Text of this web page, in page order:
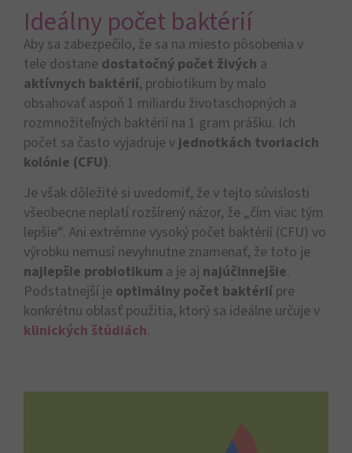
Ideálny počet baktérií
Aby sa zabezpečilo, že sa na miesto pôsobenia v
tele dostane dostatočný počet živých a
aktívnych baktérií, probiotikum by malo
obsahovať aspoň 1 miliardu životaschopných a
rozmnožiteľných baktérií na 1 gram prášku. Ich
počet sa často vyjadruje v jednotkách tvoriacich
kolónie (CFU).
Je však dôležité si uvedomiť, že v tejto súvislosti
všeobecne neplatí rozšírený názor, že „čím viac tým
lepšie“. Ani extrémne vysoký počet baktérií (CFU) vo
výrobku nemusí nevyhnutne znamenať, že toto je
najlepšie probiotikum a je aj najúčinnejšie.
Podstatnejší je optimálny počet baktérií pre
konkrétnu oblasť použitia, ktorý sa ideálne určuje v
klinických štúdiách.